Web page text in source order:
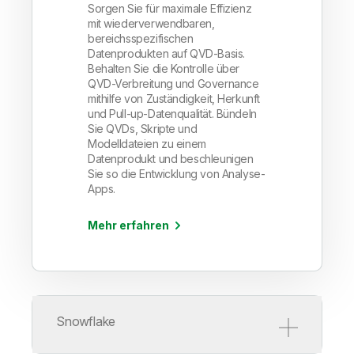
Sorgen Sie für maximale Effizienz
mit wiederverwendbaren,
bereichsspezifischen
Datenprodukten auf QVD-Basis.
Behalten Sie die Kontrolle über
QVD-Verbreitung und Governance
mithilfe von Zuständigkeit, Herkunft
und Pull-up-Datenqualität. Bündeln
Sie QVDs, Skripte und
Modelldateien zu einem
Datenprodukt und beschleunigen
Sie so die Entwicklung von Analyse-
Apps.
Mehr erfahren
Snowflake